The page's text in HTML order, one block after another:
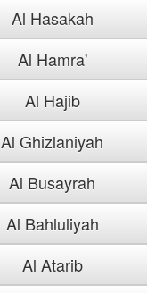
Al Hasakah
Al Hamra'
Al Hajib
Al Ghizlaniyah
Al Busayrah
Al Bahluliyah
Al Atarib